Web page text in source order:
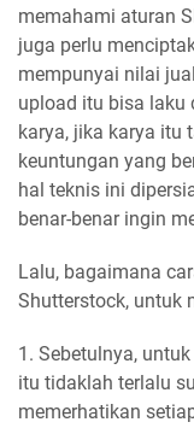
memahami aturan
juga perlu
mempunyai nilai
upload itu bisa laku
karya, jika karya itu
keuntungan yang
hal teknis ini
benar-benar ingin
Lalu, bagaimana
Shutterstock, untuk
1. Sebetulnya,
itu tidaklah terlalu
memerhatikan